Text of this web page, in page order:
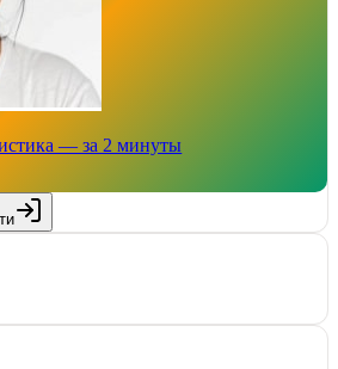
— за 2 минуты